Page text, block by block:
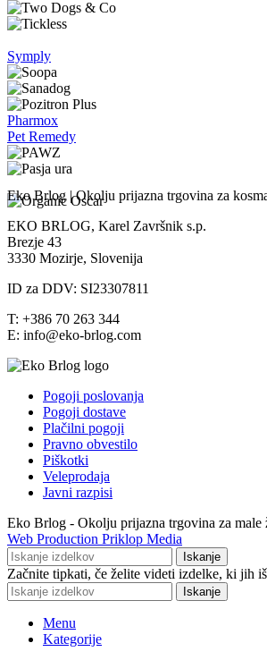
Symply
Pharmox
Pet Remedy
Eko Brlog | Okolju prijazna trgovina za
EKO BRLOG, Karel Završnik s.p.
Brezje 43
3330 Mozirje, Slovenija
ID za DDV: SI23307811
T: +386 70 263 344
E: info@eko-brlog.com
Pogoji poslovanja
Pogoji dostave
Plačilni pogoji
Pravno obvestilo
Piškotki
Veleprodaja
Javni razpisi
Eko Brlog - Okolju prijazna trgovina za
Web Production Priklop Media
Iskanje
Začnite tipkati, če želite videti izdelke, ki jih
Iskanje
Menu
Kategorije